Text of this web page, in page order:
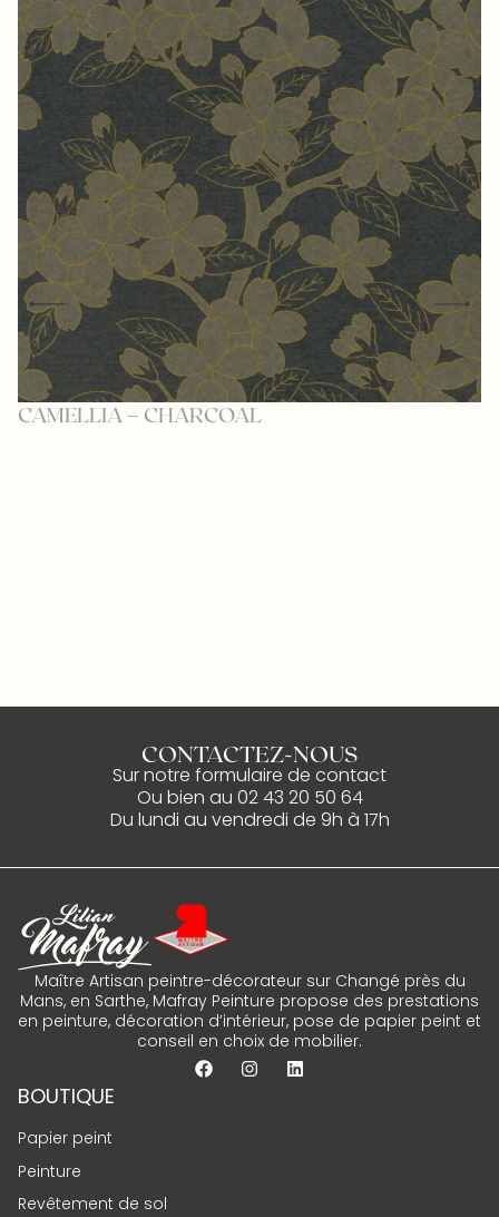
CAMELLIA – CHARCOAL
CONTACTEZ-NOUS
Sur notre formulaire de contact
Ou bien au 02 43 20 50 64
Du lundi au vendredi de 9h à 17h
Maître Artisan peintre-décorateur sur Changé près du
Mans, en Sarthe, Mafray Peinture propose des prestations
en peinture, décoration d’intérieur, pose de papier peint et
conseil en choix de mobilier.
BOUTIQUE
Papier peint
Peinture
Revêtement de sol